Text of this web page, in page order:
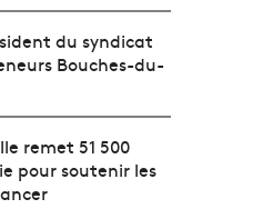
du syndicat
Bouches-du-
remet 51 500
pour soutenir les